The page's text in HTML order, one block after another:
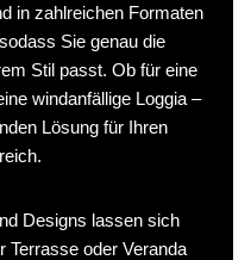
in zahlreichen Formaten
Sie genau die
Stil passt. Ob für eine
windanfällige Loggia –
Lösung für Ihren
Designs lassen sich
Terrasse oder Veranda